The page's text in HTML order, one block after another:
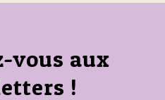
vous aux
!